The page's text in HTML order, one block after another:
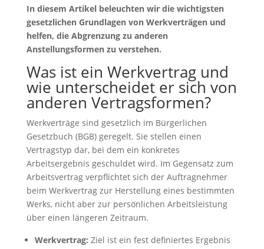
In diesem Artikel beleuchten wir die wichtigsten
gesetzlichen Grundlagen von Werkverträgen und
helfen, die Abgrenzung zu anderen
Anstellungsformen zu verstehen.
Was ist ein Werkvertrag und
wie unterscheidet er sich von
anderen Vertragsformen?
Werkverträge sind gesetzlich im Bürgerlichen
Gesetzbuch (BGB) geregelt. Sie stellen einen
Vertragstyp dar, bei dem ein konkretes
Arbeitsergebnis geschuldet wird. Im Gegensatz zum
Arbeitsvertrag verpflichtet sich der Auftragnehmer
beim Werkvertrag zur Herstellung eines bestimmten
Werks, nicht aber zur persönlichen Arbeitsleistung
über einen längeren Zeitraum.
Werkvertrag: Ziel ist ein fest definiertes Ergebnis